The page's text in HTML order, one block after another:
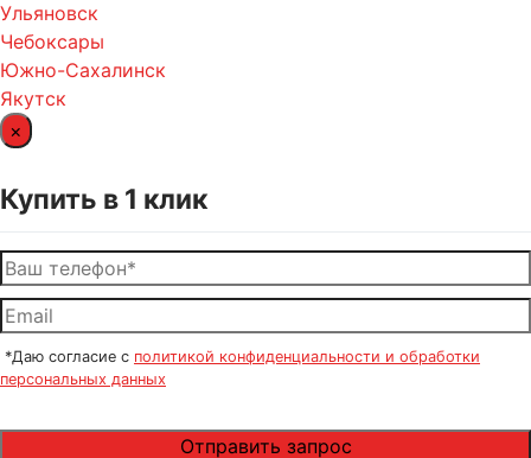
Ульяновск
Чебоксары
Южно-Сахалинск
Якутск
×
Купить в 1 клик
*Даю согласие с политикой конфиденциальности и обработки
персональных данных